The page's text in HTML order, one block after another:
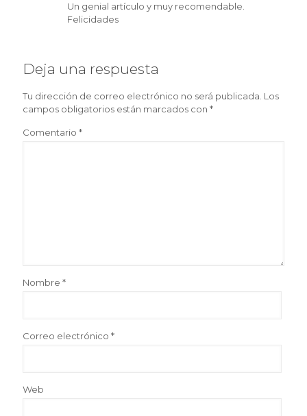
Un genial artículo y muy recomendable.
Felicidades
Deja una respuesta
Tu dirección de correo electrónico no será publicada. Los
campos obligatorios están marcados con *
Comentario *
Nombre *
Correo electrónico *
Web